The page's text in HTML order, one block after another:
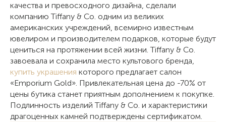
качества и превосходного дизайна, сделали
компанию Tiffany & Co. одним из великих
американских учреждений, всемирно известным
ювелиром и производителем подарков, которые будут
цениться на протяжении всей жизни. Tiffany & Co.
завоевала и сохранила место культового бренда,
купить украшения которого предлагает салон
«Emporium Gold». Привлекательная цена до -70% от
цены бутика станет приятным дополнением к покупке.
Подлинность изделий Tiffany & Co. и характеристики
драгоценных камней подтверждены сертификатом.